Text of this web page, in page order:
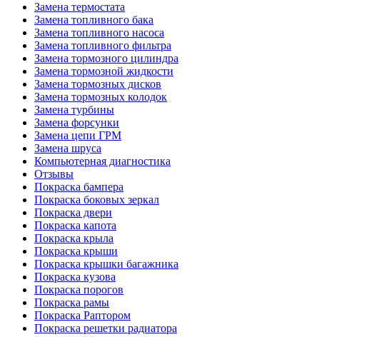
Замена термостата
Замена топливного бака
Замена топливного насоса
Замена топливного фильтра
Замена тормозного цилиндра
Замена тормозной жидкости
Замена тормозных дисков
Замена тормозных колодок
Замена турбины
Замена форсунки
Замена цепи ГРМ
Замена шруса
Компьютерная диагностика
Отзывы
Покраска бампера
Покраска боковых зеркал
Покраска двери
Покраска капота
Покраска крыла
Покраска крыши
Покраска крышки багажника
Покраска кузова
Покраска порогов
Покраска рамы
Покраска Раптором
Покраска решетки радиатора